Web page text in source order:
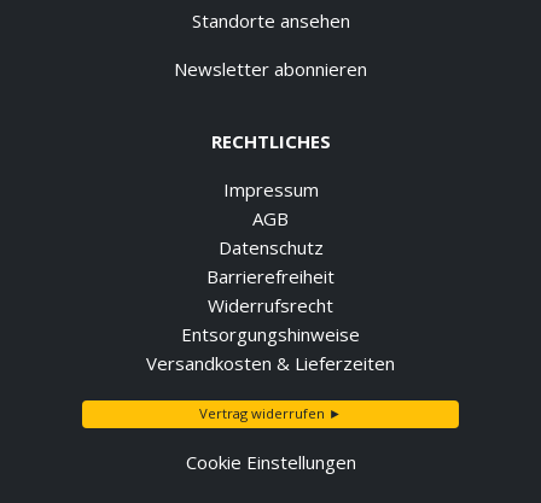
Standorte ansehen
Newsletter abonnieren
RECHTLICHES
Impressum
AGB
Datenschutz
Barrierefreiheit
Widerrufsrecht
Entsorgungshinweise
Versandkosten & Lieferzeiten
Vertrag widerrufen ►
Cookie Einstellungen